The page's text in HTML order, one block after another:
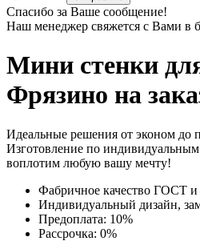
Спасибо за Ваше сообщение!
Наш менеджер свяжется с Вами в
Мини стенки
Фрязино на
Идеальные решения от эконом до
Изготовление по
воплотим любую вашу мечту!
Фабричное качество ГОСТ и
Индивидуальный дизайн,
Предоплата: 10%
Рассрочка: 0%